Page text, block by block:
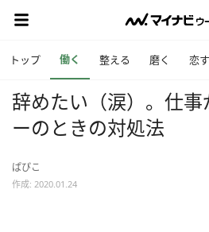
トップ 働く 整える 磨く 恋
辞めたい（涙）。仕
ーのときの対処法
ぱぴこ
作成: 2020.01.24